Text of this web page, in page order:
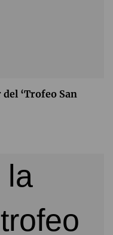
del ‘Trofeo San